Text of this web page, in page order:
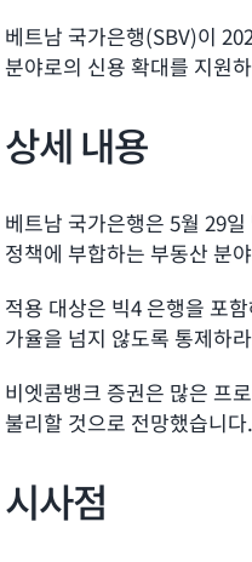
베트남 국가은행(SBV)이
분야로의 신용 확대를 지원
상세 내용
베트남 국가은행은 5월 29
정책에 부합하는 부동산 분
적용 대상은 빅4 은행을 포
가율을 넘지 않도록 통제하
비엣콤뱅크 증권은 많은 프
불리할 것으로 전망했습니
시사점